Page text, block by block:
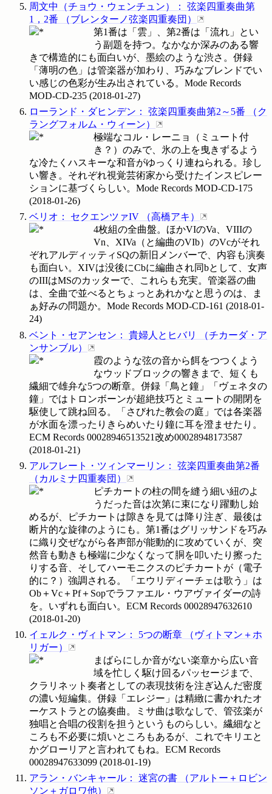
周文中（チョウ・ウェンチュン）
： 弦楽四重奏曲第
1，2番
（ブレンターノ弦楽四重奏団 ）
第1番は「雲」、第2番は「流れ」とい
う副題を持つ。なかなか深みのある響
きで構造的にも面白いが、墨絵のような渋さ。併録
「薄明の色」は管楽器が加わり、巧みなブレンドでい
い感じの色彩が生み出されている。Mode Records
MOD-CD-235 (2018-01-27)
ローランド・ダヒンデン ： 弦楽四重奏曲第2～5番 （ ク
ラングフォルム・ウィーン）
極端なコル・レーニョ（ミュート付
き？）のみで、氷の上を曳きずるよう
な冷たくハスキーな和音がゆっくり連ねられる。珍し
い響き。それぞれ視覚芸術家から受けたインスピレー
ションに基づくらしい。Mode Records MOD-CD-175
(2018-01-26)
ベリオ ： セクエンツァIV （高橋アキ ）
4枚組の全曲盤。ほかVIのVa、VIIIの
Vn、XIVa（と編曲のVIb）のVcがそれ
ぞれアルディッティSQの新旧メンバーで、内容も演奏
も面白い。XIVは没後にCbに編曲され同bとして、女声
のIIIはMSのカッターで、これらも充実。管楽器の曲
は、全曲で並べるとちょっとあれかなと思うのは、ま
ぁ好みの問題か。Mode Records MOD-CD-161 (2018-01-
24)
ベント・セアンセン ： 貴婦人とヒバリ （チカーダ・ア
ンサンブル）
霞のような弦の音から餌をつつくよう
なウッドブロックの響きまで、短くも
繊細で雄弁な5つの断章。併録「鳥と鐘」「ヴェネタの
鐘」ではトロンボーンが超絶技巧とミュートの開閉を
駆使して跳ね回る。「さびれた教会の庭」では各楽器
が水面を漂ったりきらめいたり鐘に耳を澄ませたり。
ECM Records 00028946513521改め00028948173587
(2018-01-21)
アルフレート・ツィンマーリン ： 弦楽四重奏曲第2番
（ カルミナ四重奏団 ）
ピチカートの柱の間を縫う細い紐のよ
うだった音は次第に束になり躍動し始
めるが、ピチカートは隙きを見ては降り注ぎ、最後は
断片的な旋律のようにも。第1番はグリッサンドを巧み
に織り交ぜながら各声部が能動的に攻めていくが、突
然音も動きも極端に少なくなって胴を叩いたり擦った
りする音、そしてハーモニクスのピチカートが（電子
的に？）強調される。「エウリディーチェは歌う」は
Ob＋Vc＋Pf＋Sopでラファエル・ウアヴァイダーの詩
を。いずれも面白い。ECM Records 00028947632610
(2018-01-20)
イェルク・ヴィトマン ： 5つの断章 （ ヴィトマン＋ホ
リガー）
まばらにしか音がない楽章から広い音
域を忙しく駆け回るパッセージまで、
クラリネット奏者としての表現技術を注ぎ込んだ密度
の濃い短編集。併録「エレジー」は精緻に書かれたオ
ーケストラとの協奏曲。ミサ曲は歌なしで、管弦楽が
独唱と合唱の役割を担うというものらしい。繊細なと
ころも不必要に煩いところもあるが、これでキリエと
かグローリアと言われてもね。ECM Records
00028947633099 (2018-01-19)
アラン・バンキャール ： 迷宮の書 （アルトー＋ロビン
ソン＋ガロワ他）